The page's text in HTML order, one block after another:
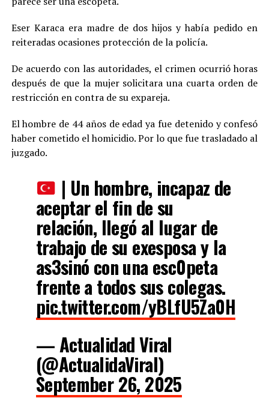
Eser Karaca era madre de dos hijos y había pedido en
reiteradas ocasiones protección de la policía.
De acuerdo con las autoridades, el crimen ocurrió horas
después de que la mujer solicitara una cuarta orden de
restricción en contra de su expareja.
El hombre de 44 años de edad ya fue detenido y confesó
haber cometido el homicidio. Por lo que fue trasladado al
juzgado.
| Un hombre, incapaz de
aceptar el fin de su
relación, llegó al lugar de
trabajo de su exesposa y la
as3sinó con una esc0peta
frente a todos sus colegas.
pic.twitter.com/yBLfU5Za0H
— Actualidad Viral
(@ActualidaViral)
September 26, 2025